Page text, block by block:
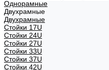
Однорамные
Двухрамные
Двухрамные
Стойки 17U
Стойки 24U
Стойки 27U
Стойки 33U
Стойки 37U
Стойки 42U